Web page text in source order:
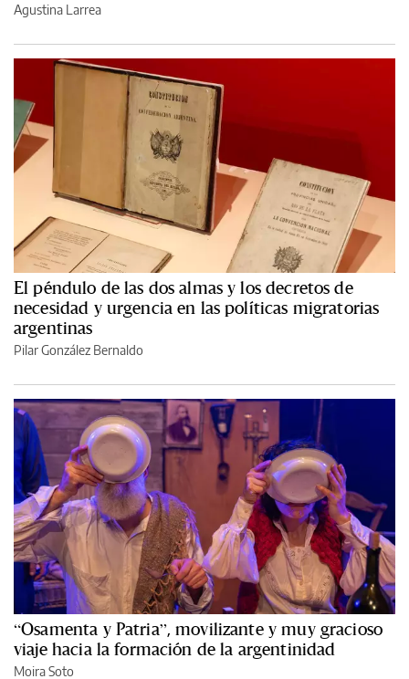
Agustina Larrea
El péndulo de las dos almas y los decretos de
necesidad y urgencia en las políticas migratorias
argentinas
Pilar González Bernaldo
“Osamenta y Patria”, movilizante y muy gracioso
viaje hacia la formación de la argentinidad
Moira Soto